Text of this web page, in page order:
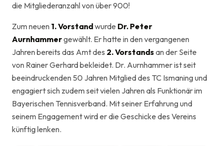
die Mitgliederanzahl von über 900!
Zum neuen 1. Vorstandwurde Dr. Peter
Aurnhammergewählt. Er hatte in den vergangenen
Jahren bereits das Amt des 2. Vorstands an der Seite
von Rainer Gerhard bekleidet. Dr. Aurnhammer ist seit
beeindruckenden 50 Jahren Mitglied des TC Ismaning und
engagiert sich zudem seit vielen Jahren als Funktionär im
Bayerischen Tennisverband. Mit seiner Erfahrung und
seinem Engagement wird er die Geschicke des Vereins
künftig lenken.